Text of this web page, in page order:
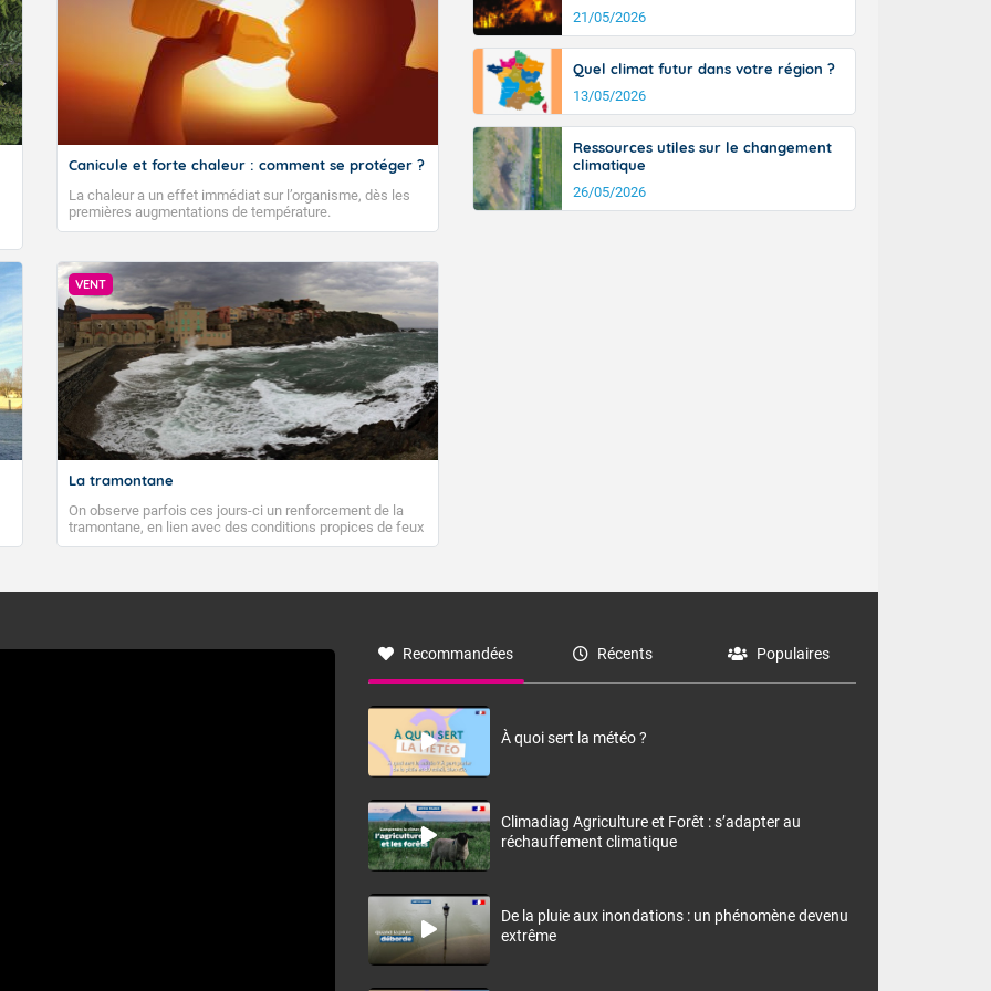
Canicule et forte chaleur : comment se protéger ?
La chaleur a un effet immédiat sur l’organisme, dès les
premières augmentations de température.
VENT
La tramontane
On observe parfois ces jours-ci un renforcement de la
tramontane, en lien avec des conditions propices de feux
de forêt. Mais qu'est-ce que la tramontane ? Quelles sont
à nord-ouest, dans un secteur qui part du Roussillon à la
monts, en allusion aux régions montagneuses d’où
21/05/2026
Quel climat futur dans votre région ?
13/05/2026
Ressources utiles sur le changement
climatique
26/05/2026
Recommandées Récents Populaires
À quoi sert la météo ?
Climadiag Agriculture et Forêt : s’adapter au
réchauffement climatique
De la pluie aux inondations : un phénomène devenu
extrême